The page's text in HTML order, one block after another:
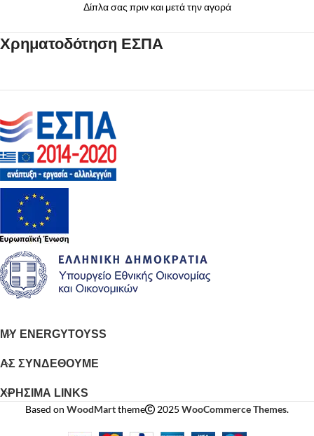
Δίπλα σας πριν και μετά την αγορά
Χρηματοδότηση ΕΣΠΑ
MY ENERGYTOYSS
ΑΣ ΣΥΝΔΕΘΟΥΜΕ
ΧΡΗΣΙΜΑ LINKS
Based on WoodMarttheme 2025 WooCommerce Themes.